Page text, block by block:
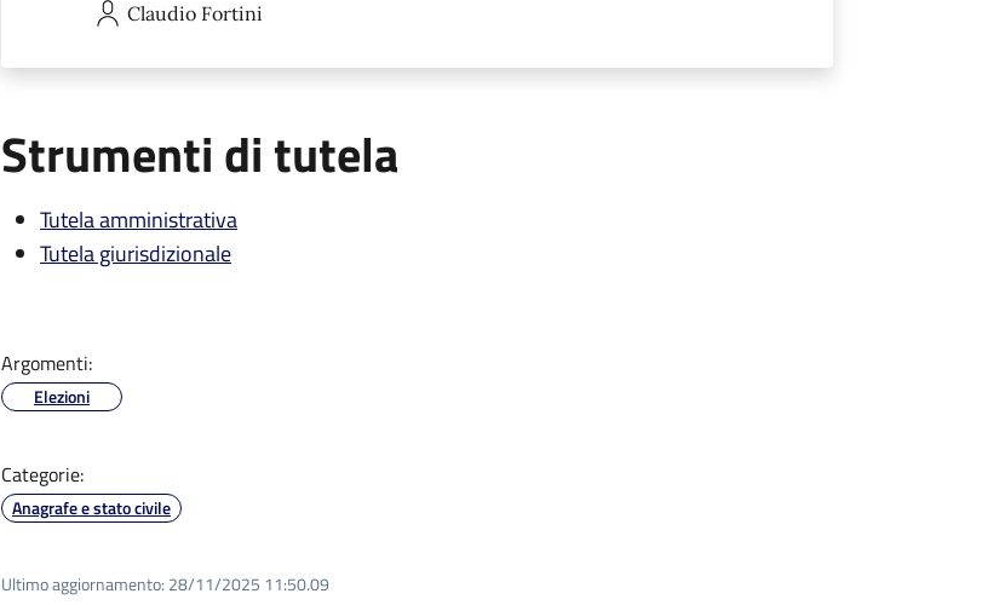
Claudio Fortini
Strumenti di tutela
Tutela amministrativa
Tutela giurisdizionale
Argomenti:
Elezioni
Categorie:
Anagrafe e stato civile
Ultimo aggiornamento: 28/11/2025 11:50.09